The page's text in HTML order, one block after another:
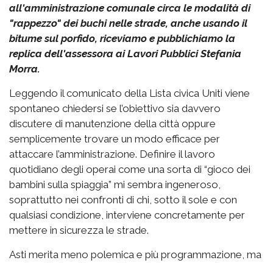
all'amministrazione comunale circa le modalità di
"rappezzo" dei buchi nelle strade, anche usando il
bitume sul porfido, riceviamo e pubblichiamo la
replica dell'assessora ai Lavori Pubblici Stefania
Morra.
Leggendo il comunicato della Lista civica Uniti viene
spontaneo chiedersi se l’obiettivo sia davvero
discutere di manutenzione della città oppure
semplicemente trovare un modo efficace per
attaccare l’amministrazione. Definire il lavoro
quotidiano degli operai come una sorta di “gioco dei
bambini sulla spiaggia” mi sembra ingeneroso,
soprattutto nei confronti di chi, sotto il sole e con
qualsiasi condizione, interviene concretamente per
mettere in sicurezza le strade.
Asti merita meno polemica e più programmazione, ma